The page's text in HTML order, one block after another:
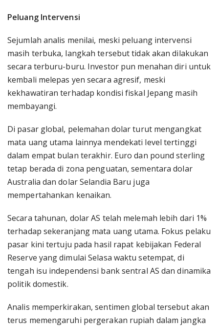
Peluang Intervensi
Sejumlah analis menilai, meski peluang intervensi
masih terbuka, langkah tersebut tidak akan dilakukan
secara terburu-buru. Investor pun menahan diri untuk
kembali melepas yen secara agresif, meski
kekhawatiran terhadap kondisi fiskal Jepang masih
membayangi.
Di pasar global, pelemahan dolar turut mengangkat
mata uang utama lainnya mendekati level tertinggi
dalam empat bulan terakhir. Euro dan pound sterling
tetap berada di zona penguatan, sementara dolar
Australia dan dolar Selandia Baru juga
mempertahankan kenaikan.
Secara tahunan, dolar AS telah melemah lebih dari 1%
terhadap sekeranjang mata uang utama. Fokus pelaku
pasar kini tertuju pada hasil rapat kebijakan Federal
Reserve yang dimulai Selasa waktu setempat, di
tengah isu independensi bank sentral AS dan dinamika
politik domestik.
Analis memperkirakan, sentimen global tersebut akan
terus memengaruhi pergerakan rupiah dalam jangka